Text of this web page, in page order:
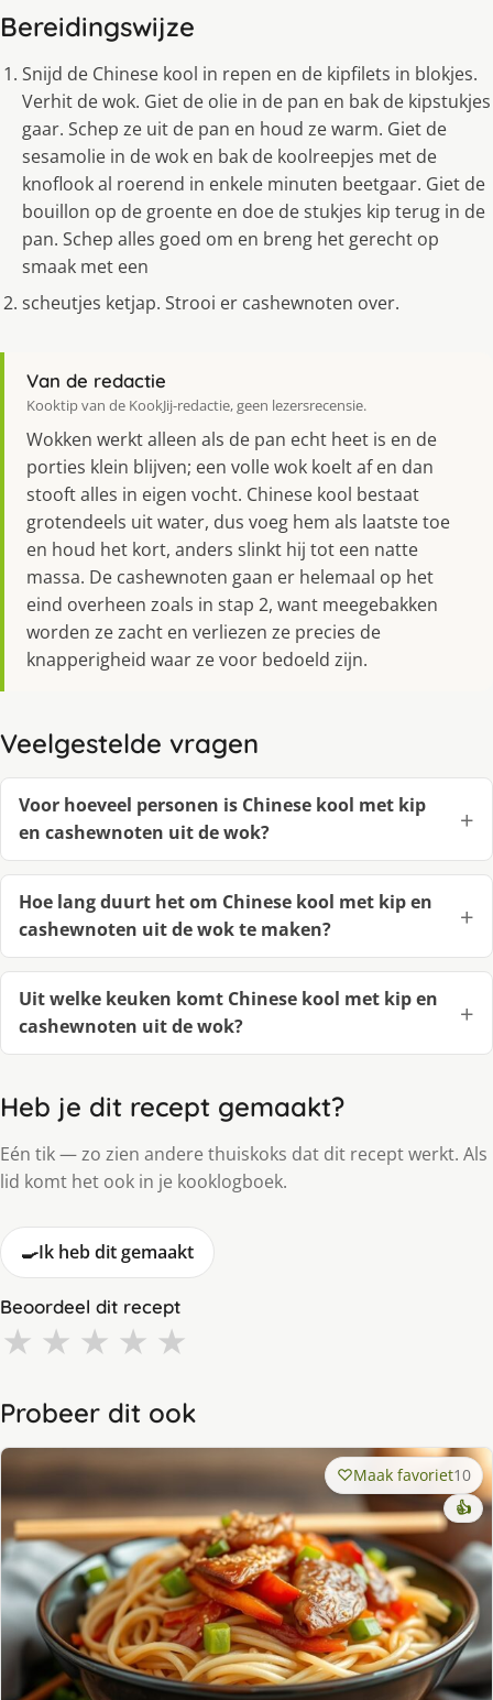
Bereidingswijze
Snijd de Chinese kool in repen en de kipfilets in blokjes.
Verhit de wok. Giet de olie in de pan en bak de kipstukjes
gaar. Schep ze uit de pan en houd ze warm. Giet de
sesamolie in de wok en bak de koolreepjes met de
knoflook al roerend in enkele minuten beetgaar. Giet de
bouillon op de groente en doe de stukjes kip terug in de
pan. Schep alles goed om en breng het gerecht op
smaak met een
scheutjes ketjap. Strooi er cashewnoten over.
Van de redactie
Kooktip van de KookJij-redactie, geen lezersrecensie.
Wokken werkt alleen als de pan echt heet is en de
porties klein blijven; een volle wok koelt af en dan
stooft alles in eigen vocht. Chinese kool bestaat
grotendeels uit water, dus voeg hem als laatste toe
en houd het kort, anders slinkt hij tot een natte
massa. De cashewnoten gaan er helemaal op het
eind overheen zoals in stap 2, want meegebakken
worden ze zacht en verliezen ze precies de
knapperigheid waar ze voor bedoeld zijn.
Veelgestelde vragen
Voor hoeveel personen is Chinese kool met kip
en cashewnoten uit de wok?
Hoe lang duurt het om Chinese kool met kip en
cashewnoten uit de wok te maken?
Uit welke keuken komt Chinese kool met kip en
cashewnoten uit de wok?
Heb je dit recept gemaakt?
Eén tik — zo zien andere thuiskoks dat dit recept werkt. Als
lid komt het ook in je kooklogboek.
🍳Ik heb dit gemaakt
Beoordeel dit recept
★ ★ ★ ★ ★
Probeer dit ook
Maak favoriet10
👍